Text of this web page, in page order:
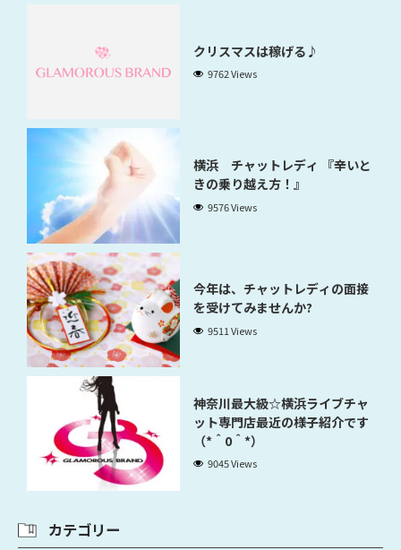
クリスマスは稼げる♪
9762 Views
横浜 チャットレディ 『辛いと
きの乗り越え方！』
9576 Views
今年は、チャットレディの面接
を受けてみませんか?
9511 Views
神奈川最大級☆横浜ライブチャ
ット専門店最近の様子紹介です
（*＾0＾*）
9045 Views
カテゴリー